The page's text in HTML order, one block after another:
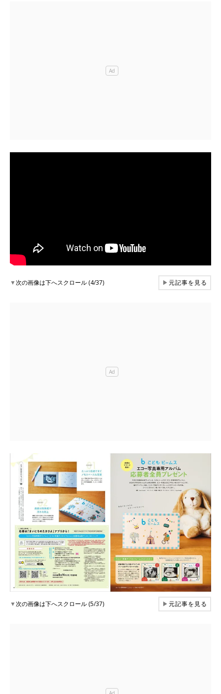
▼次の画像は下へスクロール (4/37) ▶元記事を見る
▼次の画像は下へスクロール (5/37) ▶元記事を見る